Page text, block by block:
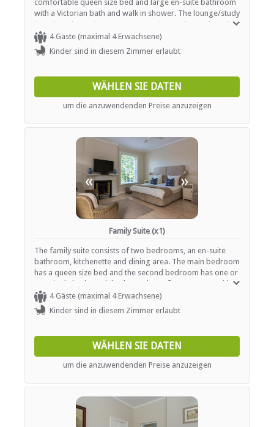
Parking (street)
Kinderfreundlich (alle Altersgruppen)
Garten(e)
Zimmerreinigung (täglich)
Wäscheservice
Rezeption (Geschäftszeiten)
Rauchen: in abgegrenzten Gebieten
Rauchen: Nicht drinnen
ESSEN UND TRINKEN
Kostenloser Tee / Kaffee
INTERNET
Kostenloses Wi-Fi
comfortable queen size bed and large en-suite bathroom
with a Victorian bath and walk in shower. The lounge/study
has glass doors that open up onto the garden and outside
entertainment area.
4 Gäste (maximal 4 Erwachsene)
Kinder sind in diesem Zimmer erlaubt
WÄHLEN SIE DATEN
um die anzuwendenden Preise anzuzeigen
« »
Family Suite (x1)
The family suite consists of two bedrooms, an en-suite
bathroom, kitchenette and dining area. The main bedroom
has a queen size bed and the second bedroom has one or
two single beds. Each bedroom has a flat screen TV with
DSTV, cupboards and a desk.
4 Gäste (maximal 4 Erwachsene)
Kinder sind in diesem Zimmer erlaubt
WÄHLEN SIE DATEN
um die anzuwendenden Preise anzuzeigen